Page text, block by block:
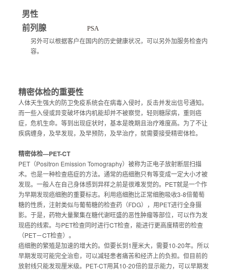
男性
前列腺
PSA
另外可以根据客户在国内的历史健康状况，可以另外加服务检查内
容。
精密体检的重要性
人体天生强大的防卫免疫系统会在病毒入侵时，反击并发出信号通知。
而一些入侵或异变破坏体内机能却并不被察觉，轻则糖尿病，重则癌
症，危机生命。等到出现症状时，基本是晚期且治疗难度高。为了不让
疾病缠身，及早发现，及早预防，及早治疗，就需要接受精密体检。
精密体检—PET-CT
PET（Positron Emission Tomography）被称为正电子放射断层扫描
术。也是一种检查癌症的方法。通常的癌细胞只有等变成一定大小才被
发现。一般人在自己身体感到异样之前是很难发觉的。PET就是一个作
为早期发现癌细胞的重要标志。利用癌细胞比正常细胞吸收3-8倍葡萄
糖的性质，注射类似与葡萄糖的检查药（FDG），用PET进行全身摄
影。于是，药物大量聚集在糖代谢旺盛的恶性肿瘤等部位，可以作为发
现癌的线索。与PET检查同时进行CT检查，能进行更高度精密的检查
（PET－CT检查）。
癌细胞的繁殖是加速的增大的。但要长到1厘米大，需要10-20年。所以
早期发现可能完全治愈，可以减轻患者痛苦和经济上的负担。但目前的
放射线只能发现厘米级。PET-CT用其10-20倍的显示能力，可以早期发